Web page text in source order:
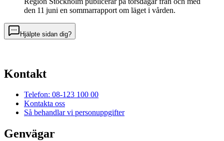
den 11 juni en sommarrapport om läget i vården.
Hjälpte sidan dig?
Kontakt
Telefon: 08-123 100 00
Kontakta oss
Så behandlar vi personuppgifter
Genvägar